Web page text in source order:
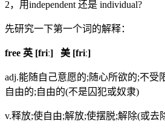
2，用independent 还是 individual?
先研究一下第一个词的解释：
free 英 [friː] 美 [friː]
adj.能随自己意愿的;随心所欲的;不受
自由的;自由的(不是囚犯或奴隶)
v.释放;使自由;解放;使摆脱;解除(或去